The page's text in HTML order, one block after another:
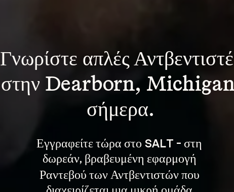
Γνωρίστε απλές
στην Dearborn,
σήμερα.
Εγγραφείτε τώρα στο SALT - στη
δωρεάν, βραβευμένη εφαρμογή
Ραντεβού των Αντβεντιστών που
διαχειρίζεται μια μικρή ομάδα